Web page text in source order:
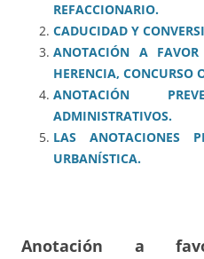
REFACCIONARIO.
CADUCIDAD Y
ANOTACIÓN A
HERENCIA, CONCURSO
ANOTACIÓN
ADMINISTRATIVOS.
LAS ANOTACIONES
URBANÍSTICA.
Anotación a